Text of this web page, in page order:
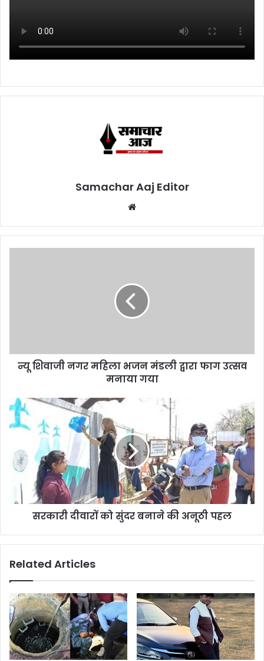
Samachar Aaj Editor
न्यू शिवाजी नगर महिला भजन मंडली द्वारा फाग उत्सव
मनाया गया
सरकारी दीवारों को सुंदर बनाने की अनूठी पहल
Related Articles